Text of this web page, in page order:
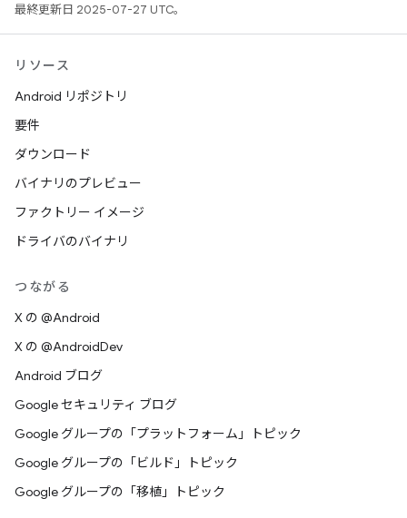
最終更新日 2025-07-27 UTC。
リソース
Android リポジトリ
要件
ダウンロード
バイナリのプレビュー
ファクトリー イメージ
ドライバのバイナリ
つながる
X の @Android
X の @AndroidDev
Android ブログ
Google セキュリティ ブログ
Google グループの「プラットフォーム」トピック
Google グループの「ビルド」トピック
Google グループの「移植」トピック